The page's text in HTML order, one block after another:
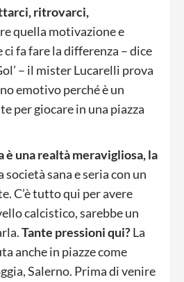
ritrovarci,
quella motivazione e
ci fa fare la differenza – dice
– il mister Lucarelli prova
emotivo perché è un
per giocare in una piazza
è una realtà meravigliosa, la
società sana e seria con un
C’è tutto qui per avere
calcistico, sarebbe un
Tante pressioni qui?La
anche in piazze come
Salerno. Prima di venire